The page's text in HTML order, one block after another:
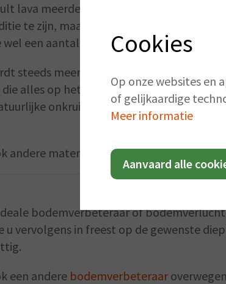
lava meerdere taken, waaronder het
te zijn, maar daarnaast houdt lava
een aantal litertjes water besparen.
steeds meer in de plaats van mulch
alles op het tuinpad gooien), geen
onkruidbestrijding. Meerbepaald
andere materialen als bodembedekker
bodemverbeteraar of
u vervolgens in freest op de gewenste
een andere bodemverbeteraar
Cookies
Op onze websites en
of gelijkaardige
Meer informatie
Aanvaard alle